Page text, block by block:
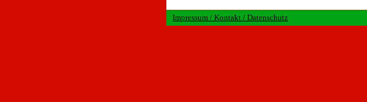
Impressum / Kontakt / Datenschutz